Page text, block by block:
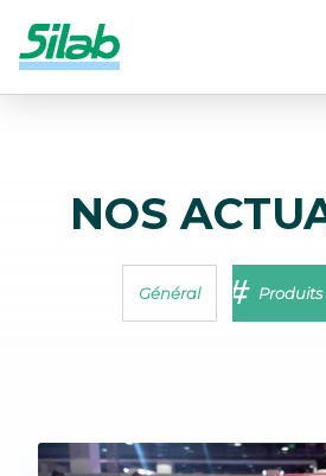
NOS
Général Produits